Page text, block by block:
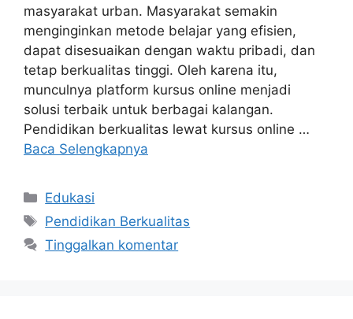
masyarakat urban. Masyarakat semakin
menginginkan metode belajar yang efisien,
dapat disesuaikan dengan waktu pribadi, dan
tetap berkualitas tinggi. Oleh karena itu,
munculnya platform kursus online menjadi
solusi terbaik untuk berbagai kalangan.
Pendidikan berkualitas lewat kursus online …
Baca Selengkapnya
Kategori
Edukasi
Tag
Pendidikan Berkualitas
Tinggalkan komentar